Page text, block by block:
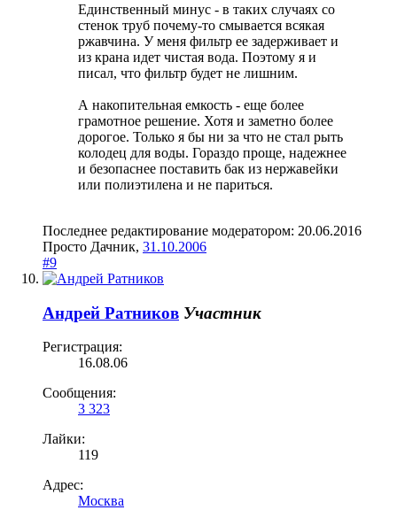
Единственный минус - в таких случаях со
стенок труб почему-то смывается всякая
ржавчина. У меня фильтр ее задерживает и
из крана идет чистая вода. Поэтому я и
писал, что фильтр будет не лишним.
А накопительная емкость - еще более
грамотное решение. Хотя и заметно более
дорогое. Только я бы ни за что не стал рыть
колодец для воды. Гораздо проще, надежнее
и безопаснее поставить бак из нержавейки
или полиэтилена и не париться.
Последнее редактирование модератором: 20.06.2016
Просто Дачник, 31.10.2006
#9
Андрей Ратников Участник
Регистрация:
16.08.06
Сообщения:
3 323
Лайки:
119
Адрес:
Москва